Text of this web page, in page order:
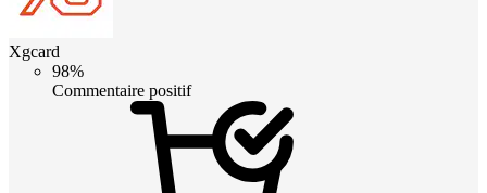
Xgcard
98%
Commentaire positif